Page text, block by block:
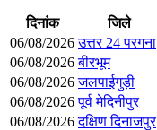
दिनांक जिले
06/08/2026 उत्तर 24 परगना
06/08/2026 बीरभूम
06/08/2026 जलपाईगुड़ी
06/08/2026 पूर्व मेदिनीपुर
06/08/2026 दक्षिण दिनाजपुर